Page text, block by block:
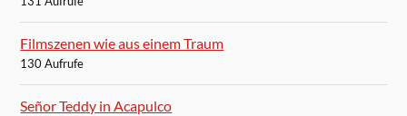
Filmszenen wie aus einem Traum
130 Aufrufe
Señor Teddy in Acapulco